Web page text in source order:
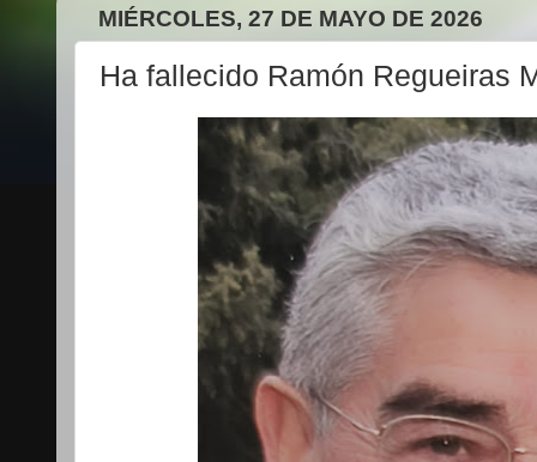
MIÉRCOLES, 27 DE MAYO DE 2026
Ha fallecido Ramón Regueiras